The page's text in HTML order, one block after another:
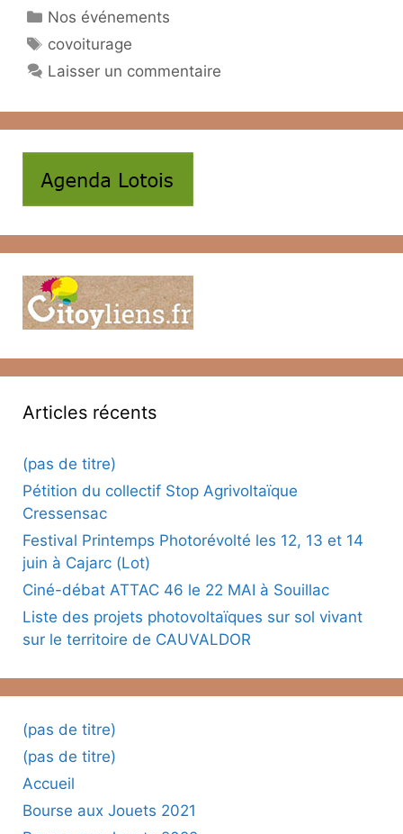
Catégories
Nos événements
Étiquettes
covoiturage
Laisser un commentaire
Articles récents
(pas de titre)
Pétition du collectif Stop Agrivoltaïque
Cressensac
Festival Printemps Photorévolté les 12, 13 et 14
juin à Cajarc (Lot)
Ciné-débat ATTAC 46 le 22 MAI à Souillac
Liste des projets photovoltaïques sur sol vivant
sur le territoire de CAUVALDOR
(pas de titre)
(pas de titre)
Accueil
Bourse aux Jouets 2021